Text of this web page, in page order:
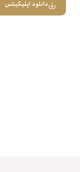
دانلود اپلیکیشن